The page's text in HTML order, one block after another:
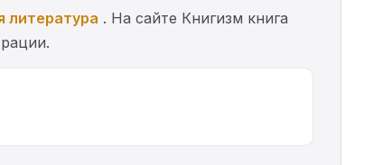
литература . На сайте Книгизм книга